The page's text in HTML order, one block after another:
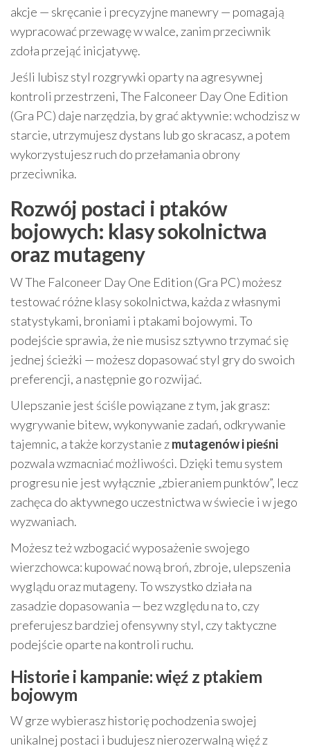
akcje — skręcanie i precyzyjne manewry — pomagają
wypracować przewagę w walce, zanim przeciwnik
zdoła przejąć inicjatywę.
Jeśli lubisz styl rozgrywki oparty na agresywnej
kontroli przestrzeni, The Falconeer Day One Edition
(Gra PC) daje narzędzia, by grać aktywnie: wchodzisz w
starcie, utrzymujesz dystans lub go skracasz, a potem
wykorzystujesz ruch do przełamania obrony
przeciwnika.
Rozwój postaci i ptaków
bojowych: klasy sokolnictwa
oraz mutageny
W The Falconeer Day One Edition (Gra PC) możesz
testować różne klasy sokolnictwa, każda z własnymi
statystykami, broniami i ptakami bojowymi. To
podejście sprawia, że nie musisz sztywno trzymać się
jednej ścieżki — możesz dopasować styl gry do swoich
preferencji, a następnie go rozwijać.
Ulepszanie jest ściśle powiązane z tym, jak grasz:
wygrywanie bitew, wykonywanie zadań, odkrywanie
tajemnic, a także korzystanie zmutagenów i pieśni
pozwala wzmacniać możliwości. Dzięki temu system
progresu nie jest wyłącznie „zbieraniem punktów”, lecz
zachęca do aktywnego uczestnictwa w świecie i w jego
wyzwaniach.
Możesz też wzbogacić wyposażenie swojego
wierzchowca: kupować nową broń, zbroje, ulepszenia
wyglądu oraz mutageny. To wszystko działa na
zasadzie dopasowania — bez względu na to, czy
preferujesz bardziej ofensywny styl, czy taktyczne
podejście oparte na kontroli ruchu.
Historie i kampanie: więź z ptakiem
bojowym
W grze wybierasz historię pochodzenia swojej
unikalnej postaci i budujesz nierozerwalną więź z